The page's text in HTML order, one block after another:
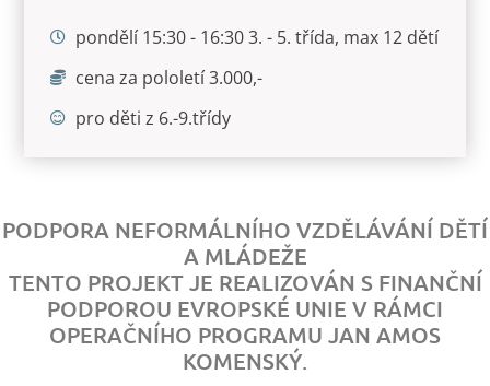
pondělí 15:30 - 16:30 3. - 5. třída, max 12 dětí
cena za pololetí 3.000,-
pro děti z 6.-9.třídy
PODPORA NEFORMÁLNÍHO VZDĚLÁVÁNÍ DĚTÍ
A MLÁDEŽE
TENTO PROJEKT JE REALIZOVÁN S FINANČNÍ
PODPOROU EVROPSKÉ UNIE V RÁMCI
OPERAČNÍHO PROGRAMU JAN AMOS
KOMENSKÝ.